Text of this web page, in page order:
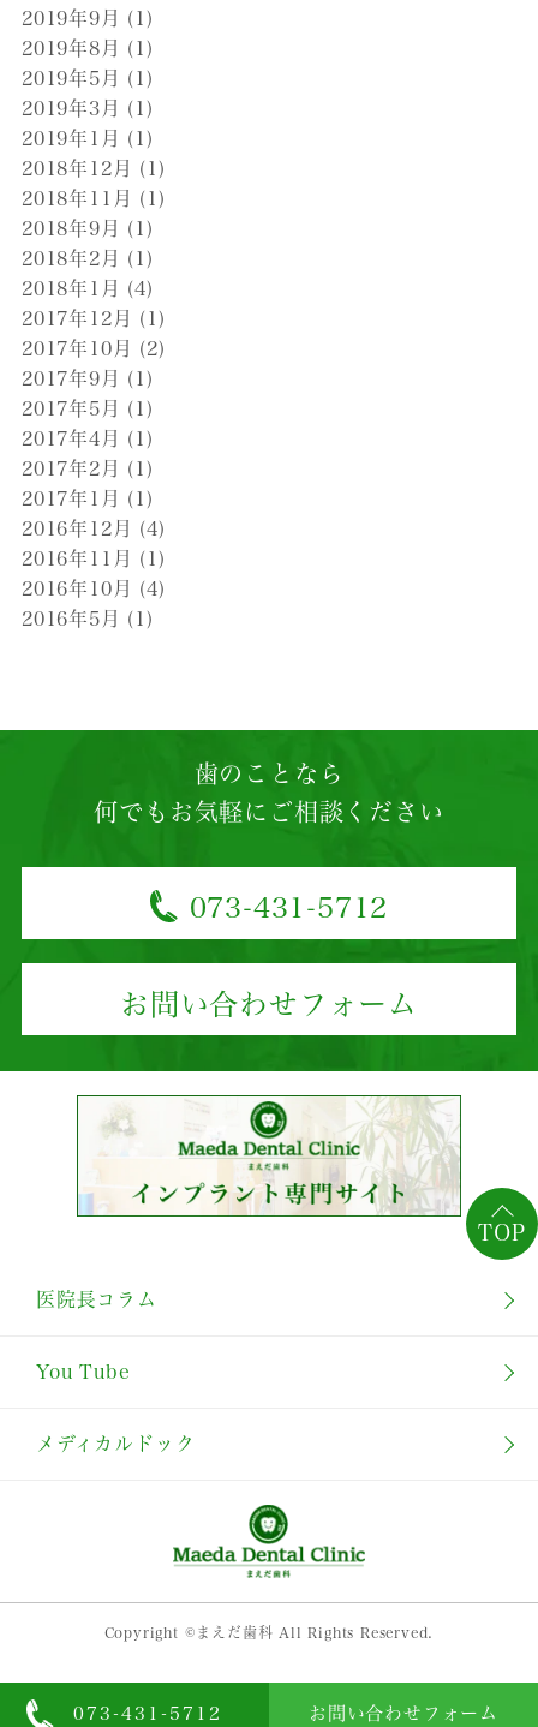
2019年9月 (1)
2019年8月 (1)
2019年5月 (1)
2019年3月 (1)
2019年1月 (1)
2018年12月 (1)
2018年11月 (1)
2018年9月 (1)
2018年2月 (1)
2018年1月 (4)
2017年12月 (1)
2017年10月 (2)
2017年9月 (1)
2017年5月 (1)
2017年4月 (1)
2017年2月 (1)
2017年1月 (1)
2016年12月 (4)
2016年11月 (1)
2016年10月 (4)
2016年5月 (1)
TOP
073-431-5712 お問い合わせフォーム
歯のことなら
何でもお気軽にご相談ください
073-431-5712
お問い合わせフォーム
医院長コラム
You Tube
メディカルドック
Copyright ©まえだ歯科 All Rights Reserved.